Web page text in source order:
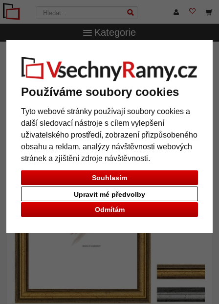
Používáme soubory cookies
Tyto webové stránky používají soubory cookies a
další sledovací nástroje s cílem vylepšení
uživatelského prostředí, zobrazení přizpůsobeného
obsahu a reklam, analýzy návštěvnosti webových
stránek a zjištění zdroje návštěvnosti.
Souhlasím
Odmítám
Upravit mé předvolby
Kategorie
Camden Town na míru
Dřevěný rám Camden Town na
míru
Zpět